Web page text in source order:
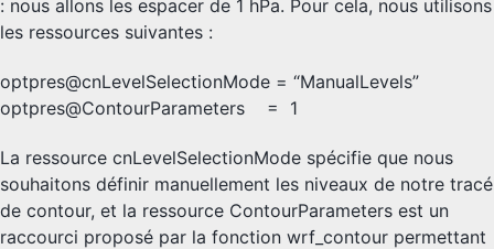
: nous allons les espacer de 1 hPa. Pour cela, nous utilisons
les ressources suivantes :
optpres@cnLevelSelectionMode = “ManualLevels”
optpres@ContourParameters = 1
La ressource cnLevelSelectionMode spécifie que nous
souhaitons définir manuellement les niveaux de notre tracé
de contour, et la ressource ContourParameters est un
raccourci proposé par la fonction wrf_contour permettant